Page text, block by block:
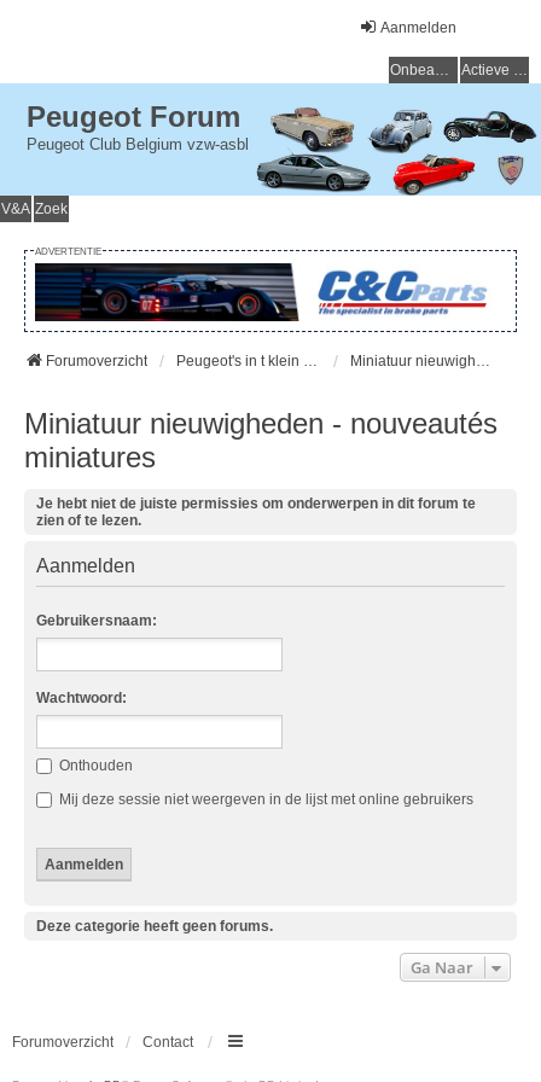
Aanmelden
Onbeantwoorde onderwerpen Actieve onderwerpen
Peugeot Forum
Peugeot Club Belgium vzw-asbl
V&A Zoek
ADVERTENTIE
Forumoverzicht Peugeot's in t klein - Petit Peugeot Miniatuur nieuwigheden - nouveautés miniatures
Miniatuur nieuwigheden - nouveautés
miniatures
Je hebt niet de juiste permissies om onderwerpen in dit forum te
zien of te lezen.
Aanmelden
Gebruikersnaam:
Wachtwoord:
Onthouden
Mij deze sessie niet weergeven in de lijst met online gebruikers
Deze categorie heeft geen forums.
Ga Naar
Forumoverzicht Contact